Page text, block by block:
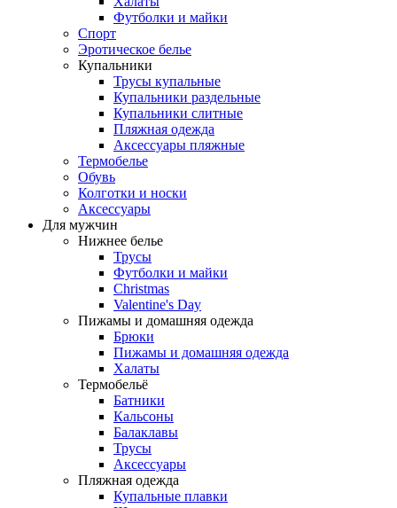
Футболки и майки
Спорт
Эротическое белье
Купальники
Трусы купальные
Купальники раздельные
Купальники слитные
Пляжная одежда
Аксессуары пляжные
Термобелье
Обувь
Колготки и носки
Аксессуары
Для мужчин
Нижнее белье
Трусы
Футболки и майки
Christmas
Valentine's Day
Пижамы и домашняя одежда
Брюки
Пижамы и домашняя одежда
Халаты
Термобельё
Батники
Кальсоны
Балаклавы
Трусы
Аксессуары
Пляжная одежда
Купальные плавки